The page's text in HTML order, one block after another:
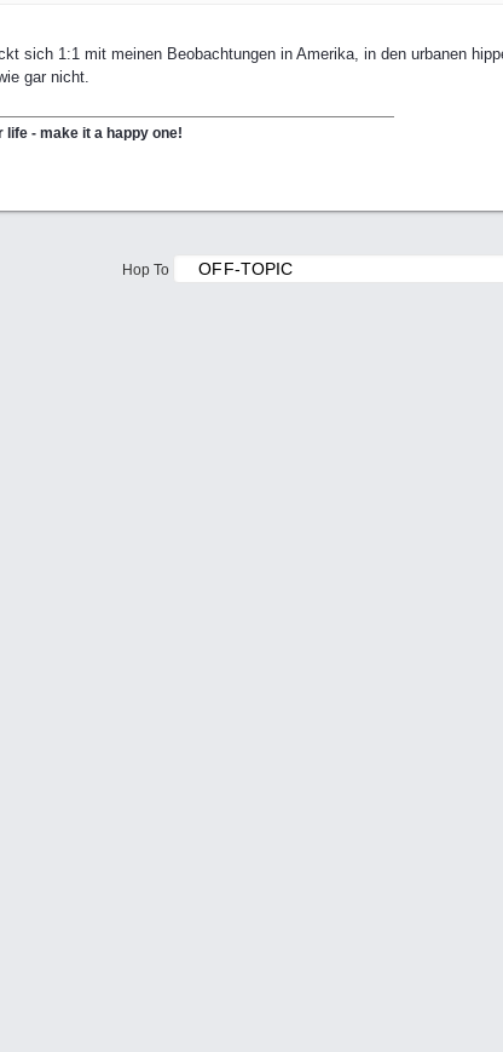
sich 1:1 mit meinen Beobachtungen in Amerika, in den urbanen
gar nicht.
life - make it a happy one!
Hop To